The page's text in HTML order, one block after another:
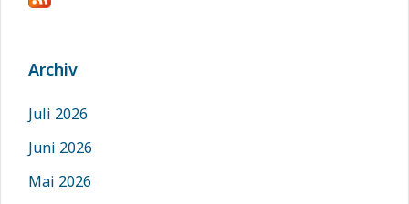
Archiv
Juli 2026
Juni 2026
Mai 2026